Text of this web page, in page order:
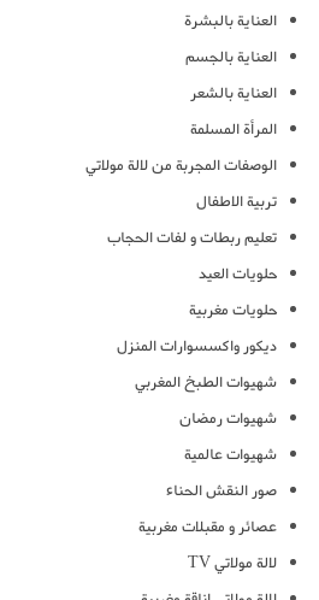
العناية بالبشرة
العناية بالجسم
العناية بالشعر
المرأة المسلمة
الوصفات المجربة من لالة مولاتي
تربية الاطفال
تعليم ربطات و لفات الحجاب
حلويات العيد
حلويات مغربية
ديكور واكسسوارات المنزل
شهيوات الطبخ المغربي
شهيوات رمضان
شهيوات عالمية
صور النقش الحناء
عصائر و مقبلات مغربية
لالة مولاتي TV